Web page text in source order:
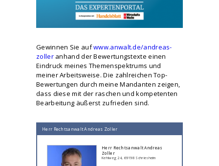
Gewinnen Sie aufwww.anwalt.de/andreas-
zolleranhand der Bewertungstexte einen
Eindruck meines Themenspektrums und
meiner Arbeitsweise. Die zahlreichen Top-
Bewertungen durch meine Mandanten zeigen,
dass diese mit der raschen und kompetenten
Bearbeitung äußerst zufrieden sind.
Herr Rechtsanwalt Andreas Zoller
Herr Rechtsanwalt Andreas
Zoller
Kehlweg 24, 69198 Schriesheim